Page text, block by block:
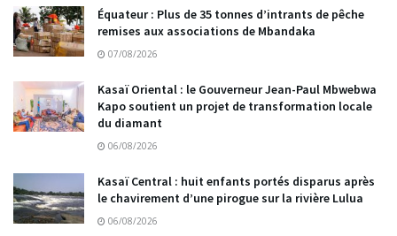
Équateur : Plus de 35 tonnes d’intrants de pêche
remises aux associations de Mbandaka
07/08/2026
Kasaï Oriental : le Gouverneur Jean-Paul Mbwebwa
Kapo soutient un projet de transformation locale
du diamant
06/08/2026
Kasaï Central : huit enfants portés disparus après
le chavirement d’une pirogue sur la rivière Lulua
06/08/2026